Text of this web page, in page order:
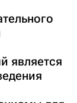
является